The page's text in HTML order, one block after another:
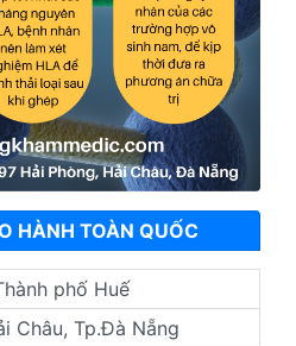
HÀNH TOÀN QUỐC
phố Huế
Châu, Tp.Đà Nẵng